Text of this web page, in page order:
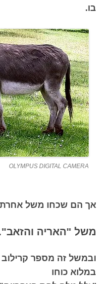
בו.
OLYMPUS DIGITAL CAMERA
אך הם שכחו משל אחרת
משל "האריה
ובמשל זה מספר קרילוב
במלוא כוחו